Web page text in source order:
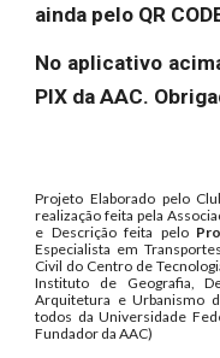
ainda pelo QR
No aplicativo
PIX da AAC.
Projeto Elaborado pelo
realização feita pela
e Descrição feita pelo
Especialista em
Civil do Centro de
Instituto de Geografia,
Arquitetura e Urbanismo
todos da Universidade
Fundador da AAC)